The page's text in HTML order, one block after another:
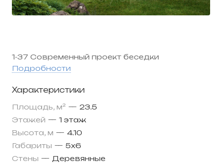
1-37 Современный проект беседки
Подробности
Характеристики
Площадь, м² — 23.5
Этажей — 1 этаж
Высота, м — 4.10
Габариты — 5х6
Стены — Деревянные